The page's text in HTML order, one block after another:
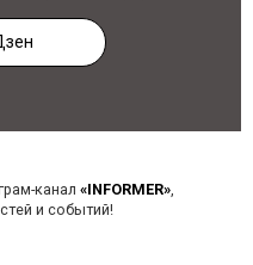
канал «INFORMER»,
и событий!